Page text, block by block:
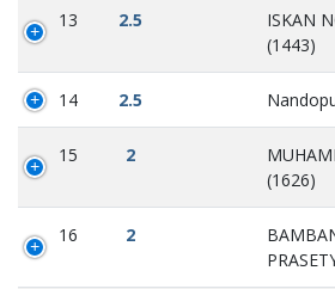
13 2.5
ISKAN
(1443)
14 2.5
15 2
(1626)
16 2